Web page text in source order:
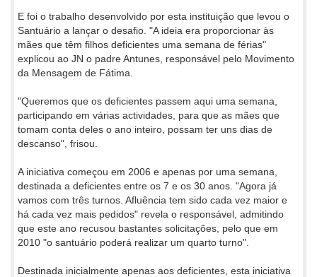
E foi o trabalho desenvolvido por esta instituição que levou o
Santuário a lançar o desafio. "A ideia era proporcionar às
mães que têm filhos deficientes uma semana de férias"
explicou ao JN o padre Antunes, responsável pelo Movimento
da Mensagem de Fátima.
"Queremos que os deficientes passem aqui uma semana,
participando em várias actividades, para que as mães que
tomam conta deles o ano inteiro, possam ter uns dias de
descanso", frisou.
A iniciativa começou em 2006 e apenas por uma semana,
destinada a deficientes entre os 7 e os 30 anos. "Agora já
vamos com três turnos. Afluência tem sido cada vez maior e
há cada vez mais pedidos" revela o responsável, admitindo
que este ano recusou bastantes solicitações, pelo que em
2010 "o santuário poderá realizar um quarto turno".
Destinada inicialmente apenas aos deficientes, esta iniciativa